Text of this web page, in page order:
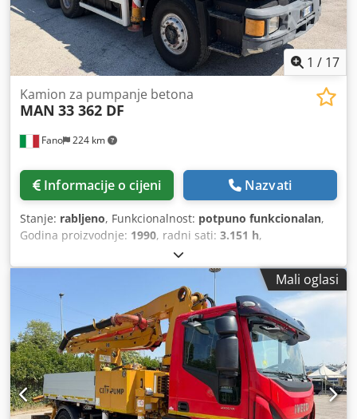
1 / 17
Fano 224 km
Kamion za pumpanje betona
MAN 33 362 DF
Informacije o cijeni Nazvati
Stanje: rabljeno, Funkcionalnost: potpuno funkcionalan,
Godina proizvodnje: 1990, radni sati: 3.151 h,
Mali oglasi